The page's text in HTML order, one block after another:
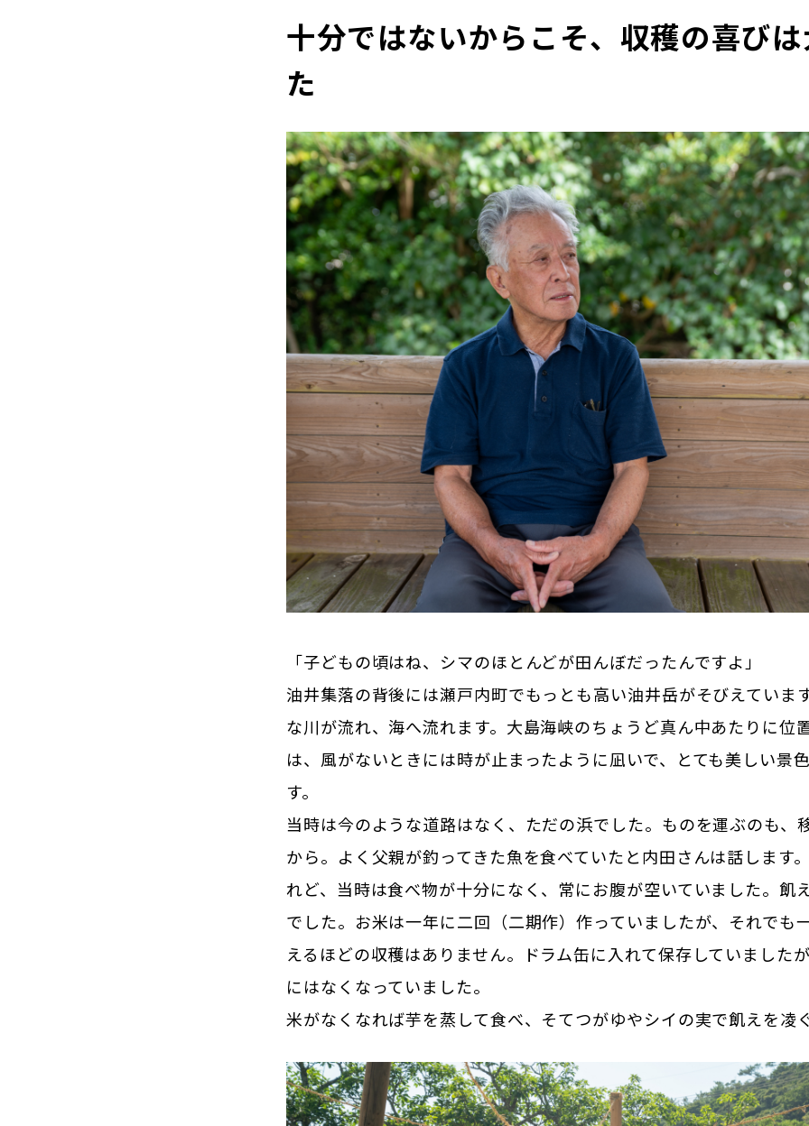
十分ではないからこそ、収穫の喜び
た
「子どもの頃はね、シマのほとんどが田んぼだったんですよ」
油井集落の背後には瀬戸内町でもっとも高い油井岳がそびえていま
な川が流れ、海へ流れます。大島海峡のちょうど真ん中あたりに位
は、風がないときには時が止まったように凪いで、とても美しい景
す。
当時は今のような道路はなく、ただの浜でした。ものを運ぶのも、
から。よく父親が釣ってきた魚を食べていたと内田さんは話します
れど、当時は食べ物が十分になく、常にお腹が空いていました。飢
でした。お米は一年に二回（二期作）作っていましたが、それでも
えるほどの収穫はありません。ドラム缶に入れて保存していました
にはなくなっていました。
米がなくなれば芋を蒸して食べ、そてつがゆやシイの実で飢えを凌